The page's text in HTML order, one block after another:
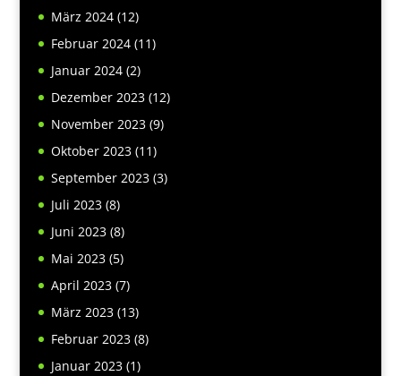
März 2024(12)
Februar 2024(11)
Januar 2024(2)
Dezember 2023(12)
November 2023(9)
Oktober 2023(11)
September 2023(3)
Juli 2023(8)
Juni 2023(8)
Mai 2023(5)
April 2023(7)
März 2023(13)
Februar 2023(8)
Januar 2023(1)